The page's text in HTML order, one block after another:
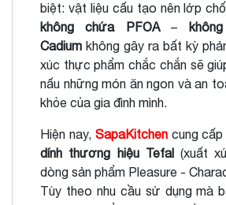
biệt: vật liệu cấu tạo nên lớp
không chứa PFOA–
Cadium không gây ra bất kỳ
xúc thực phẩm chắc chắn sẽ
nấu những món ăn ngon và an
khỏe của gia đình mình.
Hiện nay, SapaKitchencung
dính thương hiệu Tefal (xuất
dòng sản phẩm Pleasure -
Tùy theo nhu cầu sử dụng mà